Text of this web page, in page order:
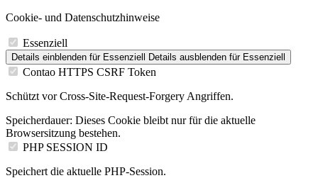
Cookie- und Datenschutzhinweise
Essenziell
Details einblenden für Essenziell Details ausblenden für Essenziell
Contao HTTPS CSRF Token
Schützt vor Cross-Site-Request-Forgery Angriffen.
Speicherdauer: Dieses Cookie bleibt nur für die aktuelle
Browsersitzung bestehen.
PHP SESSION ID
Speichert die aktuelle PHP-Session.